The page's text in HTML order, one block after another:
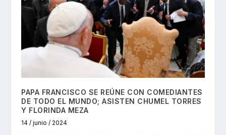
PAPA FRANCISCO SE REÚNE CON COMEDIANTES
DE TODO EL MUNDO; ASISTEN CHUMEL TORRES
Y FLORINDA MEZA
14 / junio / 2024